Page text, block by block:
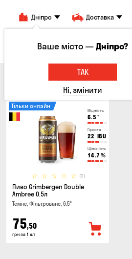
Дніпро Доставка
Всі товари Пиво Сидр
Міцність
6.5 °
Гіркота
22 IBU
Щільність
14.7 %
(0)
Тільки онлайн
Пиво Grimbergen Double
Ambree 0.5л
Темне, Фільтроване, 6.5°
75,50
грн за 1 шт
Ваше місто —Дніпро?
ТАК
Ні, змінити